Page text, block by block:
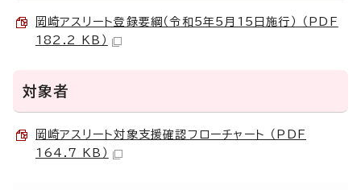
岡崎アスリート登録要綱（令和5年5月15日施行） （PDF
182.2 KB）
対象者
岡崎アスリート対象支援確認フローチャート （PDF
164.7 KB）